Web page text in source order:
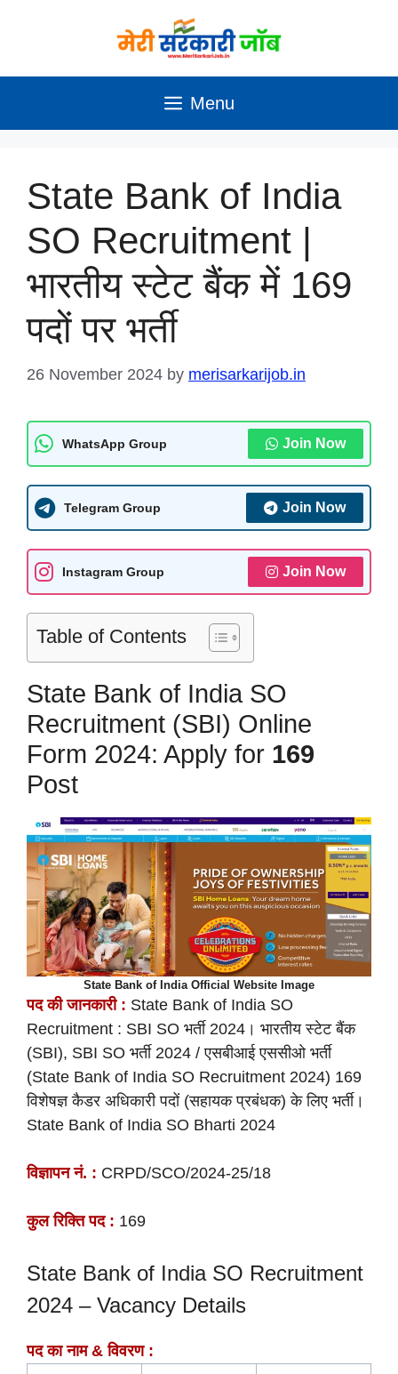
Menu
State Bank of India
SO Recruitment |
भारतीय स्टेट बैंक में 169
पदों पर भर्ती
26 November 2024 by merisarkarijob.in
WhatsApp Group Join Now
Telegram Group Join Now
Instagram Group Join Now
Table of Contents
State Bank of India SO
Recruitment (SBI) Online
Form 2024: Apply for 169
Post
State Bank of India Official Website Image
पद की जानकारी : State Bank of India SO
Recruitment : SBI SO भर्ती 2024। भारतीय स्टेट बैंक
(SBI), SBI SO भर्ती 2024 / एसबीआई एससीओ भर्ती
(State Bank of India SO Recruitment 2024) 169
विशेषज्ञ कैडर अधिकारी पदों (सहायक प्रबंधक) के लिए भर्ती।
State Bank of India SO Bharti 2024
विज्ञापन नं. : CRPD/SCO/2024-25/18
कुल रिक्ति पद : 169
State Bank of India SO Recruitment
2024 – Vacancy Details
पद का नाम & विवरण :